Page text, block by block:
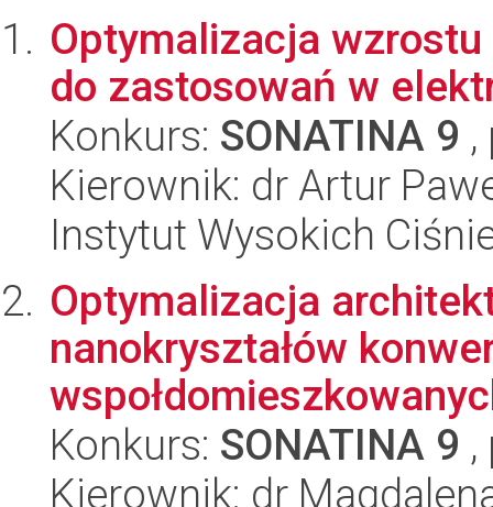
Optymalizacja
do zastosowań w
Konkurs: SONATINA 9
Kierownik: dr Artur
Instytut Wysokich
Optymalizacja
nanokryształów
Konkurs: SONATINA 9
Kierownik: dr